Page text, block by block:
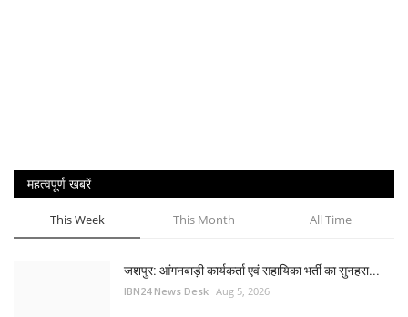
महत्वपूर्ण खबरें
This Week This Month All Time
जशपुर: आंगनबाड़ी कार्यकर्ता एवं सहायिका भर्ती का सुनहरा...
IBN24 News Desk Aug 5, 2026